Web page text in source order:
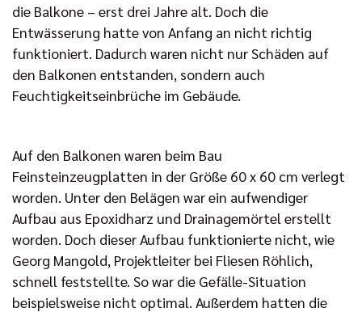
die Balkone – erst drei Jahre alt. Doch die
Entwässerung hatte von Anfang an nicht richtig
funktioniert. Dadurch waren nicht nur Schäden auf
den Balkonen entstanden, sondern auch
Feuchtigkeitseinbrüche im Gebäude.
Auf den Balkonen waren beim Bau
Feinsteinzeugplatten in der Größe 60 x 60 cm verlegt
worden. Unter den Belägen war ein aufwendiger
Aufbau aus Epoxidharz und Drainagemörtel erstellt
worden. Doch dieser Aufbau funktionierte nicht, wie
Georg Mangold, Projektleiter bei Fliesen Röhlich,
schnell feststellte. So war die Gefälle-Situation
beispielsweise nicht optimal. Außerdem hatten die